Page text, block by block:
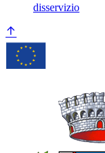
disservizio